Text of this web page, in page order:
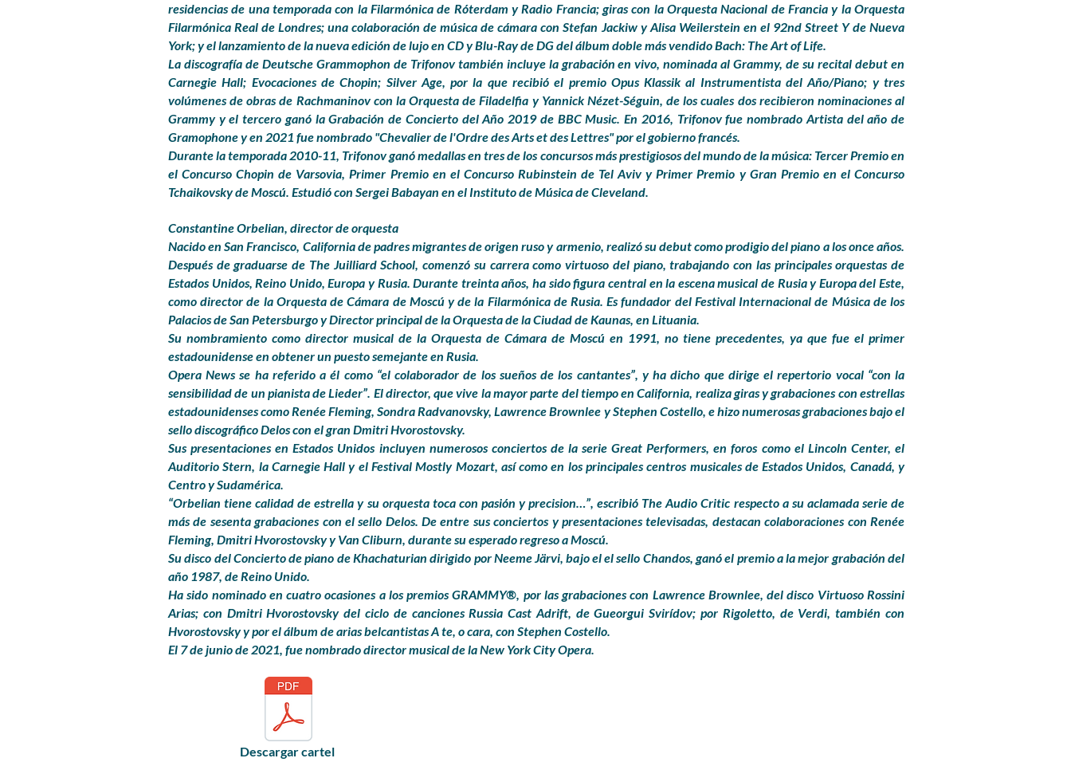
residencias de una temporada con la Filarmónica de Róterdam y Radio Francia; giras con la Orquesta Nacional de Francia y la Orquesta
Filarmónica Real de Londres; una colaboración de música de cámara con Stefan Jackiw y Alisa Weilerstein en el 92nd Street Y de Nueva
York; y el lanzamiento de la nueva edición de lujo en CD y Blu-Ray de DG del álbum doble más vendido Bach: The Art of Life.
La discografía de Deutsche Grammophon de Trifonov también incluye la grabación en vivo, nominada al Grammy, de su recital debut en
Carnegie Hall; Evocaciones de Chopin; Silver Age, por la que recibió el premio Opus Klassik al Instrumentista del Año/Piano; y tres
volúmenes de obras de Rachmaninov con la Orquesta de Filadelfia y Yannick Nézet-Séguin, de los cuales dos recibieron nominaciones al
Grammy y el tercero ganó la Grabación de Concierto del Año 2019 de BBC Music. En 2016, Trifonov fue nombrado Artista del año de
Gramophone y en 2021 fue nombrado "Chevalier de l'Ordre des Arts et des Lettres" por el gobierno francés.
Durante la temporada 2010-11, Trifonov ganó medallas en tres de los concursos más prestigiosos del mundo de la música: Tercer Premio en
el Concurso Chopin de Varsovia, Primer Premio en el Concurso Rubinstein de Tel Aviv y Primer Premio y Gran Premio en el Concurso
Tchaikovsky de Moscú. Estudió con Sergei Babayan en el Instituto de Música de Cleveland.
Constantine Orbelian, director de orquesta
Nacido en San Francisco, California de padres migrantes de origen ruso y armenio, realizó su debut como prodigio del piano a los once años.
Después de graduarse de The Juilliard School, comenzó su carrera como virtuoso del piano, trabajando con las principales orquestas de
Estados Unidos, Reino Unido, Europa y Rusia. Durante treinta años, ha sido figura central en la escena musical de Rusia y Europa del Este,
como director de la Orquesta de Cámara de Moscú y de la Filarmónica de Rusia. Es fundador del Festival Internacional de Música de los
Palacios de San Petersburgo y Director principal de la Orquesta de la Ciudad de Kaunas, en Lituania.
Su nombramiento como director musical de la Orquesta de Cámara de Moscú en 1991, no tiene precedentes, ya que fue el primer
estadounidense en obtener un puesto semejante en Rusia.
Opera News se ha referido a él como “el colaborador de los sueños de los cantantes”, y ha dicho que dirige el repertorio vocal “con la
sensibilidad de un pianista de Lieder”. El director, que vive la mayor parte del tiempo en California, realiza giras y grabaciones con estrellas
estadounidenses como Renée Fleming, Sondra Radvanovsky, Lawrence Brownlee y Stephen Costello, e hizo numerosas grabaciones bajo el
sello discográfico Delos con el gran Dmitri Hvorostovsky.
Sus presentaciones en Estados Unidos incluyen numerosos conciertos de la serie Great Performers, en foros como el Lincoln Center, el
Auditorio Stern, la Carnegie Hall y el Festival Mostly Mozart, así como en los principales centros musicales de Estados Unidos, Canadá, y
Centro y Sudamérica.
“Orbelian tiene calidad de estrella y su orquesta toca con pasión y precision…”, escribió The Audio Critic respecto a su aclamada serie de
más de sesenta grabaciones con el sello Delos. De entre sus conciertos y presentaciones televisadas, destacan colaboraciones con Renée
Fleming, Dmitri Hvorostovsky y Van Cliburn, durante su esperado regreso a Moscú.
Su disco del Concierto de piano de Khachaturian dirigido por Neeme Järvi, bajo el el sello Chandos, ganó el premio a la mejor grabación del
año 1987, de Reino Unido.
Ha sido nominado en cuatro ocasiones a los premios GRAMMY®, por las grabaciones con Lawrence Brownlee, del disco Virtuoso Rossini
Arias; con Dmitri Hvorostovsky del ciclo de canciones Russia Cast Adrift, de Gueorgui Svirídov; por Rigoletto, de Verdi, también con
Hvorostovsky y por el álbum de arias belcantistas A te, o cara, con Stephen Costello.
El 7 de junio de 2021, fue nombrado director musical de la New York City Opera.
Descargar cartel